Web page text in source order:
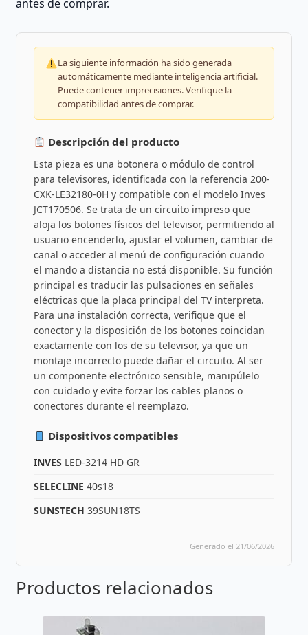
antes de comprar.
La siguiente información ha sido generada
automáticamente mediante inteligencia artificial.
Puede contener imprecisiones. Verifique la
compatibilidad antes de comprar.
Descripción del producto
Esta pieza es una botonera o módulo de control
para televisores, identificada con la referencia 200-
CXK-LE32180-0H y compatible con el modelo Inves
JCT170506. Se trata de un circuito impreso que
aloja los botones físicos del televisor, permitiendo al
usuario encenderlo, ajustar el volumen, cambiar de
canal o acceder al menú de configuración cuando
el mando a distancia no está disponible. Su función
principal es traducir las pulsaciones en señales
eléctricas que la placa principal del TV interpreta.
Para una instalación correcta, verifique que el
conector y la disposición de los botones coincidan
exactamente con los de su televisor, ya que un
montaje incorrecto puede dañar el circuito. Al ser
un componente electrónico sensible, manipúlelo
con cuidado y evite forzar los cables planos o
conectores durante el reemplazo.
Dispositivos compatibles
INVES LED-3214 HD GR
SELECLINE 40s18
SUNSTECH 39SUN18TS
Generado el 21/06/2026
Productos relacionados